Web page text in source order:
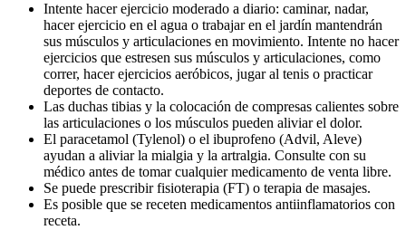
Intente hacer ejercicio moderado a diario: caminar, nadar,
hacer ejercicio en el agua o trabajar en el jardín mantendrán
sus músculos y articulaciones en movimiento. Intente no hacer
ejercicios que estresen sus músculos y articulaciones, como
correr, hacer ejercicios aeróbicos, jugar al tenis o practicar
deportes de contacto.
Las duchas tibias y la colocación de compresas calientes sobre
las articulaciones o los músculos pueden aliviar el dolor.
El paracetamol (Tylenol) o el ibuprofeno (Advil, Aleve)
ayudan a aliviar la mialgia y la artralgia. Consulte con su
médico antes de tomar cualquier medicamento de venta libre.
Se puede prescribir fisioterapia (FT) o terapia de masajes.
Es posible que se receten medicamentos antiinflamatorios con
receta.